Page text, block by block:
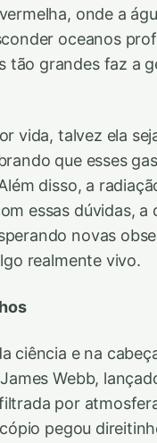
onde a
oceanos
tão grandes faz a
vida, talvez ela
que esses
disso, a
essas dúvidas,
novas
realmente vivo.
ciência e na
Webb,
por
pegou